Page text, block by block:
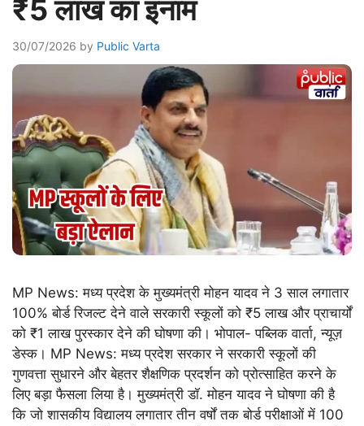
₹5 लाख का इनाम
30/07/2026 by Public Varta
MP News: मध्य प्रदेश के मुख्यमंत्री मोहन यादव ने 3 साल लगातार
100% बोर्ड रिजल्ट देने वाले सरकारी स्कूलों को ₹5 लाख और प्राचार्यों
को ₹1 लाख पुरस्कार देने की घोषणा की। भोपाल- पब्लिक वार्ता, न्यूज़
डेस्क। MP News: मध्य प्रदेश सरकार ने सरकारी स्कूलों की
गुणवत्ता सुधारने और बेहतर शैक्षणिक प्रदर्शन को प्रोत्साहित करने के
लिए बड़ा फैसला लिया है। मुख्यमंत्री डॉ. मोहन यादव ने घोषणा की है
कि जो शासकीय विद्यालय लगातार तीन वर्षों तक बोर्ड परीक्षाओं में 100